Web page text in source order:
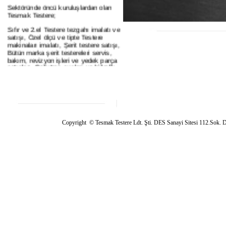
Sektöründe öncü kuruluşlardan olan
Tesmak Testere;
Sıfır ve 2.el Testere tezgahı imalatı ve
satışı, Özel ölçü ve tipte Testere
makinaları imalatı, Şerit testere satışı,
Bütün marka şerit testereleri servis,
bakım, revizyon işleri ve yedek parça
satışları, Soğutma sıvıları ve hidrolik
Copyright © Tesmak Testere Ldt. Şti. DES Sanayi Sitesi